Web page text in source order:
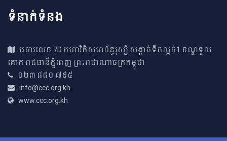
ទំនាក់ទំនង
អគារ​លេខ 7D មហាវិថីសហព័ន្ធរុស្សី សង្កាត់ទឹកល្អក់1 ខណ្ឌទួល​
គោក រាជធានីភ្នំពេញ ព្រះរាជាណាច​ក្រកម្ពុជា
០២៣ ៨៨០ ៧៩៥
info@ccc.org.kh
www.ccc.org.kh